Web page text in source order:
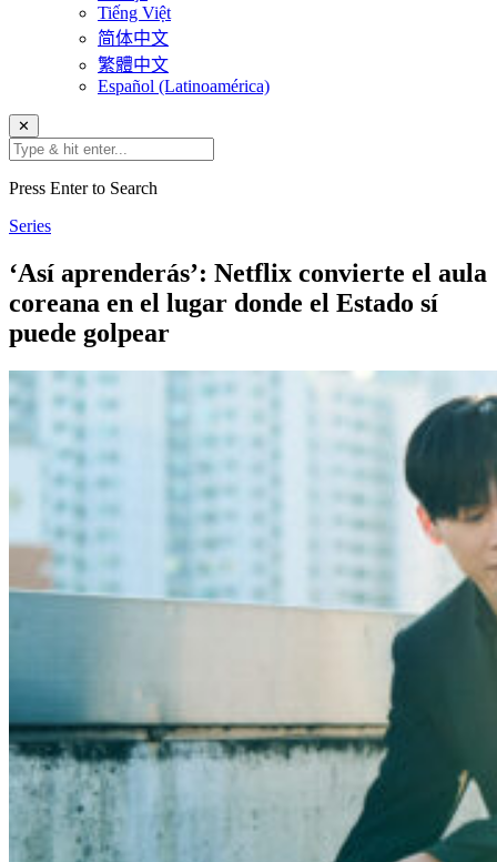
Tiếng Việt
简体中文
繁體中文
Español (Latinoamérica)
✕
Press Enter to Search
Series
‘Así aprenderás’: Netflix convierte el aula
coreana en el lugar donde el Estado sí
puede golpear